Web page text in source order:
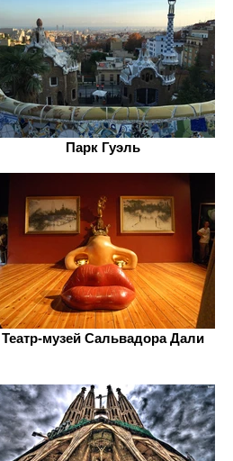
Парк Гуэль
Театр-музей Сальвадора Дали